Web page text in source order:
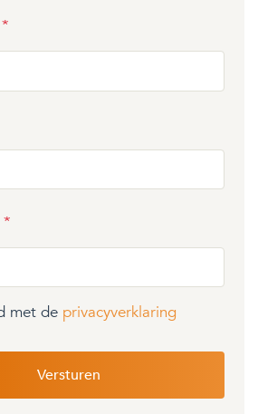
*
*
met de privacyverklaring